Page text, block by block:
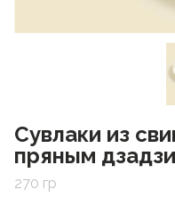
Сувлаки из
пряным
270 гр